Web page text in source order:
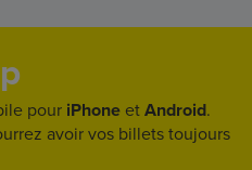
pour iPhone et Android.
avoir vos billets toujours